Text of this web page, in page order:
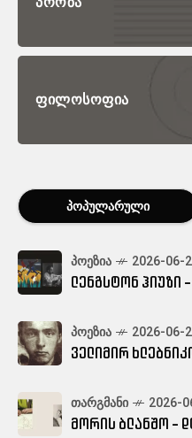
ᲤᲘᲚᲝᲡᲝᲤᲘᲐ
ᲞᲝᲞᲣᲚᲐᲠᲣᲚᲘ
ᲞᲝᲔᲖᲘᲐ 2026-06-
ლენგსტონ ჰიუზი
ᲞᲝᲔᲖᲘᲐ 2026-06-
ველიმირ
ᲗᲐᲠᲒᲛᲐᲜᲘ 2026-
მორის ბლანშო -